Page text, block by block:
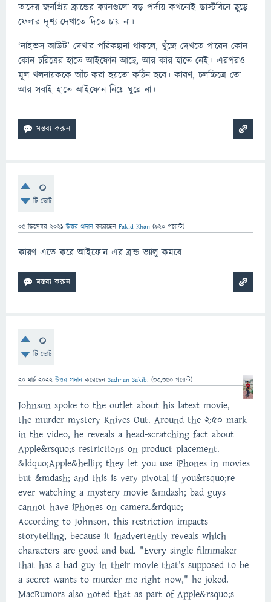
তাদের জনপ্রিয় ব্র্যান্ডের ক্যানগুলো বড় পর্দায় কখনোই ডাস্টবিনে ছুড়ে
ফেলার দৃশ্য দেখাতে দিতে চায় না।
‘নাইভস আউট’ দেখার পরিকল্পনা থাকলে, খুঁজে দেখতে পারেন কোন
কোন চরিত্রের হাতে আইফোন আছে, আর কার হাতে নেই। এরপরও
মূল খলনায়ককে আঁচ করা হয়তো কঠিন হবে। কারণ, চলচ্চিত্রে তো
আর সবাই হাতে আইফোন নিয়ে ঘুরে না।
0
টি ভোট
05 ডিসেম্বর 2021 উত্তর প্রদান করেছেন Fakid Khan (920 পয়েন্ট)
কারণ এতে করে আইফোন এর ব্রান্ড ভ্যালু কমবে
0
টি ভোট
20 মার্চ 2022 উত্তর প্রদান করেছেন Sadman Sakib. (33,350 পয়েন্ট)
Johnson spoke to the outlet about his latest movie,
the murder mystery Knives Out. Around the 2:50 mark
in the video, he reveals a head-scratching fact about
Apple&rsquo;s restrictions on product placement.
&ldquo;Apple&hellip; they let you use iPhones in movies
but &mdash; and this is very pivotal if you&rsquo;re
ever watching a mystery movie &mdash; bad guys
cannot have iPhones on camera.&rdquo;
According to Johnson, this restriction impacts
storytelling, because it inadvertently reveals which
characters are good and bad. "Every single filmmaker
that has a bad guy in their movie that's supposed to be
a secret wants to murder me right now," he joked.
MacRumors also noted that as part of Apple&rsquo;s